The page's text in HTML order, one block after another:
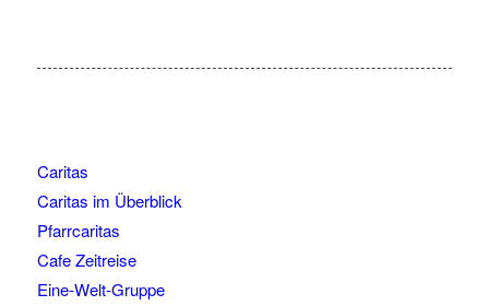
Caritas
Caritas im Überblick
Pfarrcaritas
Cafe Zeitreise
Eine-Welt-Gruppe